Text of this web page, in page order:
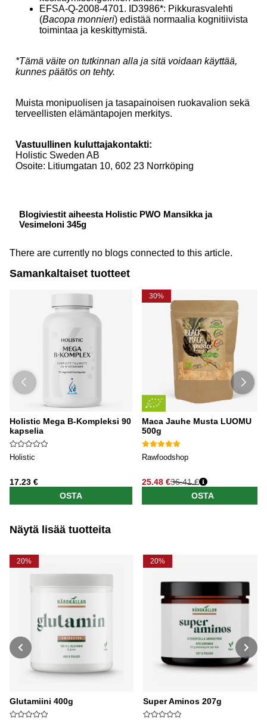
EFSA-Q-2008-4701. ID3986*: Pikkurasvalehti
(Bacopa monnieri) edistää normaalia kognitiivista
toimintaa ja keskittymistä.
*Tämä väite on tutkinnan alla ja sitä voidaan käyttää,
kunnes päätös on tehty.
Muista monipuolisen ja tasapainoisen ruokavalion sekä
terveellisten elämäntapojen merkitys.
Vastuullinen kuluttajakontakti:
Holistic Sweden AB
Osoite: Litiumgatan 10, 602 23 Norrköping
Blogiviestit aiheesta Holistic PWO Mansikka ja
Vesimeloni 345g
There are currently no blogs connected to this article.
Samankaltaiset tuotteet
Holistic Mega B-Kompleksi 90
kapselia
Holistic
17.23 €
OSTA
30%
Maca Jauhe Musta LUOMU
500g
Rawfoodshop
25.48 €36.41 €
OSTA
Näytä lisää tuotteita
20%
Glutamiini 400g
20%
Super Aminos 207g